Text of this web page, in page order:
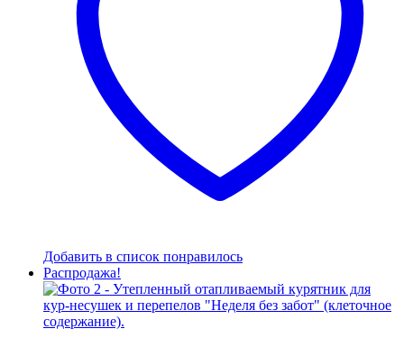
Добавить в список понравилось
Распродажа!